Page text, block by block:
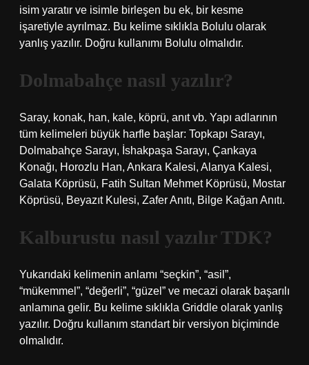
isim yaratır ve isimle birleşen bu ek, bir kesme
işaretiyle ayrılmaz. Bu kelime sıklıkla Bolulu olarak
yanlış yazılır. Doğru kullanımı Bolulu olmalıdır.
Dolmabahçe nasıl yazılır?
Saray, konak, han, kale, köprü, anıt vb. Yapı adlarının
tüm kelimeleri büyük harfle başlar: Topkapı Sarayı,
Dolmabahçe Sarayı, İshakpaşa Sarayı, Çankaya
Konağı, Horozlu Han, Ankara Kalesi, Alanya Kalesi,
Galata Köprüsü, Fatih Sultan Mehmet Köprüsü, Mostar
Köprüsü, Beyazıt Kulesi, Zafer Anıtı, Bilge Kağan Anıtı.
Kalburustu nasıl yazılır TDK?
Yukarıdaki kelimenin anlamı “seçkin”, “asil”,
“mükemmel”, “değerli”, “güzel” ve mecazi olarak başarılı
anlamına gelir. Bu kelime sıklıkla Griddle olarak yanlış
yazılır. Doğru kullanım standart bir versiyon biçiminde
olmalıdır.